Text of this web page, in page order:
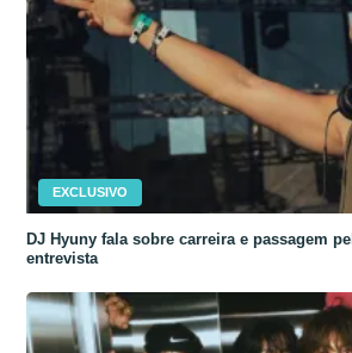
EXCLUSIVO
DJ Hyuny fala sobre carreira e passagem
entrevista